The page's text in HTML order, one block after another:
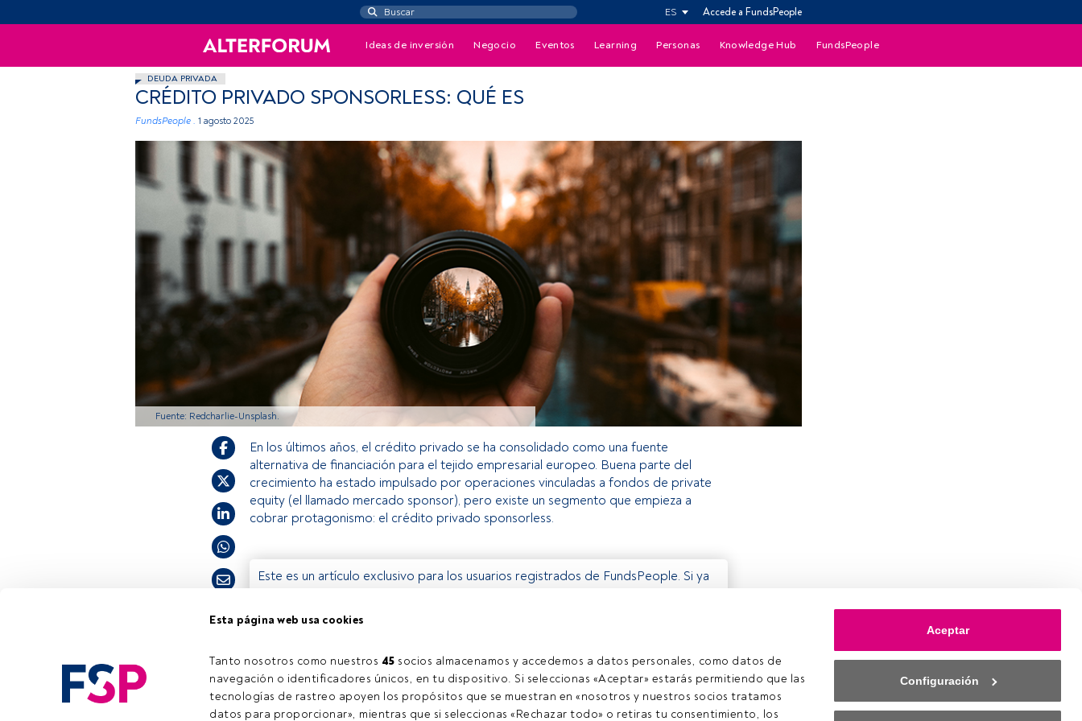
Esta página web usa cookies
Tanto nosotros como nuestros 45 socios almacenamos y accedemos a datos personales, como datos de
navegación o identificadores únicos, en tu dispositivo. Si seleccionas «Aceptar» estarás permitiendo que las
tecnologías de rastreo apoyen los propósitos que se muestran en «nosotros y nuestros socios tratamos
datos para proporcionar», mientras que si seleccionas «Rechazar todo» o retiras tu consentimiento, los
Aceptar
Configuración
ES Accede a FundsPeople
Ideas de inversión Negocio Eventos Learning Personas Knowledge Hub FundsPeople
DEUDA PRIVADA
CRÉDITO PRIVADO SPONSORLESS: QUÉ ES
FundsPeople . 1 agosto 2025
Fuente: Redcharlie-Unsplash.
En los últimos años, el crédito privado se ha consolidado como una fuente
alternativa de financiación para el tejido empresarial europeo. Buena parte del
crecimiento ha estado impulsado por operaciones vinculadas a fondos de private
equity (el llamado mercado sponsor), pero existe un segmento que empieza a
cobrar protagonismo: el crédito privado sponsorless.
Este es un artículo exclusivo para los usuarios registrados de FundsPeople. Si ya
Email contacto
Quiénes somos
Regístrate
Cookies
Configuración de cookies